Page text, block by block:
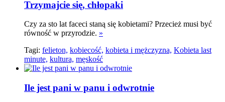
Trzymajcie się, chłopaki
Czy za sto lat faceci staną się kobietami? Przecież musi być
równość w przyrodzie. »
Tagi: felieton, kobiecość, kobieta i mężczyzna, Kobieta last
minute, kultura, męskość
Ile jest pani w panu i odwrotnie